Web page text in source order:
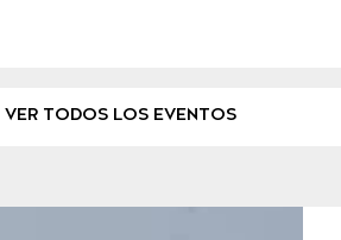
VER TODOS LOS EVENTOS